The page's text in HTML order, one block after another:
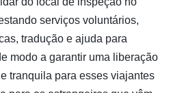
serviços voluntários,
tradução e ajuda para
modo a garantir uma liberação
tranquila para esses viajantes